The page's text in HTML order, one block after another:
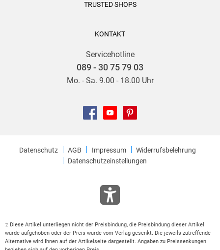
TRUSTED SHOPS
KONTAKT
Servicehotline
089 - 30 75 79 03
Mo. - Sa. 9.00 - 18.00 Uhr
Datenschutz AGB Impressum
Widerrufsbelehrung
Datenschutzeinstellungen
2
Diese Artikel unterliegen nicht der Preisbindung, die Preisbindung dieser Artikel
wurde aufgehoben oder der Preis wurde vom Verlag gesenkt. Die jeweils zutreffende
Alternative wird Ihnen auf der Artikelseite dargestellt. Angaben zu Preissenkungen